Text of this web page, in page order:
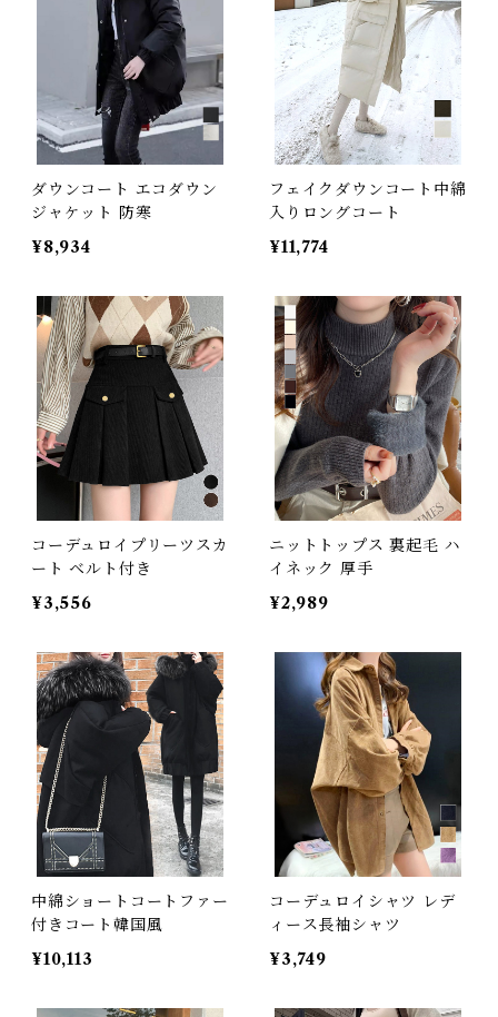
ダウンコート エコダウン
ジャケット 防寒
¥8,934
フェイクダウンコート中綿
入りロングコート
¥11,774
コーデュロイプリーツスカ
ート ベルト付き
¥3,556
ニットトップス 裏起毛 ハ
イネック 厚手
¥2,989
中綿ショートコートファー
付きコート韓国風
¥10,113
コーデュロイシャツ レデ
ィース長袖シャツ
¥3,749